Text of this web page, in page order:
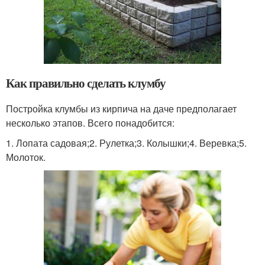
Как правильно сделать клумбу
Постройка клумбы из кирпича на даче предполагает
несколько этапов. Всего понадобится:
1. Лопата садовая;2. Рулетка;3. Колышки;4. Веревка;5.
Молоток.